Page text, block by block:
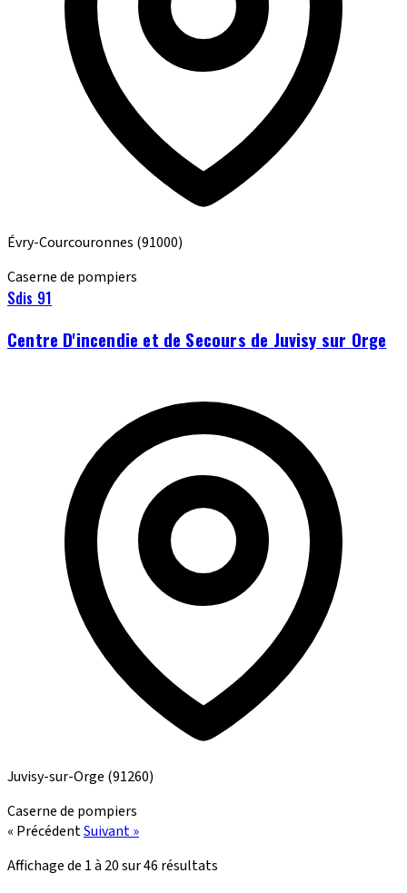
Évry-Courcouronnes (91000)
Caserne de pompiers
Sdis 91
Centre D'incendie et de Secours de Juvisy sur Orge
Juvisy-sur-Orge (91260)
Caserne de pompiers
« PrécédentSuivant »
Affichage de 1à 20sur46 résultats